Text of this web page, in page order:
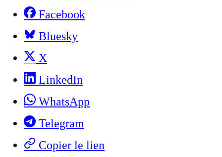
Facebook
Bluesky
X
LinkedIn
WhatsApp
Telegram
Copier le lien